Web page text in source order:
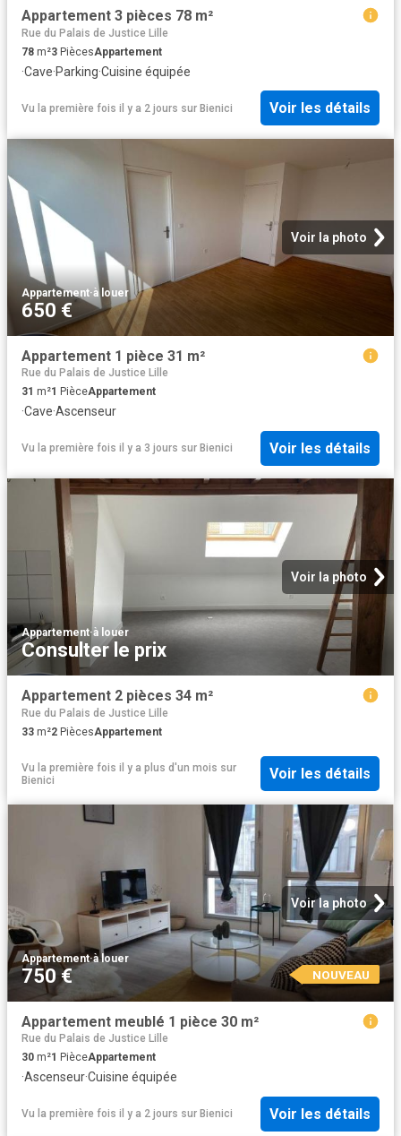
Appartement 3 pièces 78 m²
Rue du Palais de Justice Lille
78 m²3 PiècesAppartement
·Cave·Parking·Cuisine équipée
Vu la première fois il y a 2 jours sur Bienici Voir les détails
Voir la photo
Appartement·à louer
650 €
Appartement 1 pièce 31 m²
Rue du Palais de Justice Lille
31 m²1 PièceAppartement
·Cave·Ascenseur
Vu la première fois il y a 3 jours sur Bienici Voir les détails
Voir la photo
Appartement·à louer
Consulter le prix
Appartement 2 pièces 34 m²
Rue du Palais de Justice Lille
33 m²2 PiècesAppartement
Vu la première fois il y a plus d'un mois sur
Bienici
Voir les détails
Voir la photo
Appartement·à louer
750 € NOUVEAU
Appartement meublé 1 pièce 30 m²
Rue du Palais de Justice Lille
30 m²1 PièceAppartement
·Ascenseur·Cuisine équipée
Vu la première fois il y a 2 jours sur Bienici Voir les détails